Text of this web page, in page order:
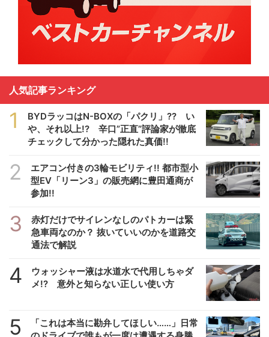
人気記事ランキング
1
BYDラッコはN-BOXの「パクリ」?? い
や、それ以上!? 辛口”正直”評論家が徹底
チェックして分かった隠れた真価!!
2
エアコン付きの3輪モビリティ!! 都市型小
型EV「リーン3」の販売網に豊田通商が
参加!!
3
赤灯だけでサイレンなしのパトカーは緊
急車両なのか？ 抜いていいのかを道路交
通法で解説
4
ウォッシャー液は水道水で代用しちゃダ
メ!? 意外と知らない正しい使い方
5
「これは本当に勘弁してほしい……」日常